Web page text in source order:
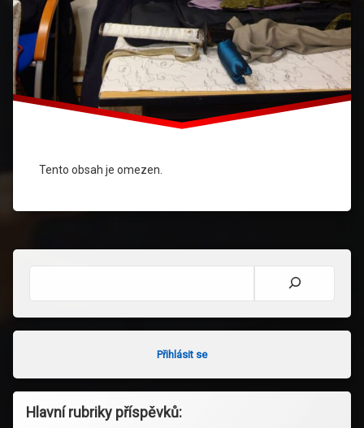
Tento obsah je omezen.
Přihlásit se
Hlavní rubriky příspěvků: